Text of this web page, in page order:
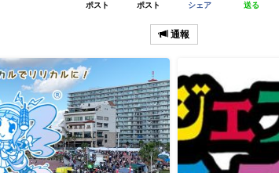
ポスト ポスト シェア 送る
通報